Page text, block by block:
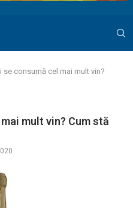
se consumă cel mai mult vin?
mult vin? Cum stă